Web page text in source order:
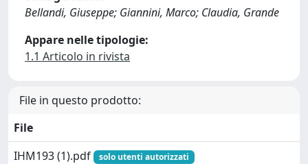
Bellandi, Giuseppe; Giannini, Marco; Claudia, Grande
Appare nelle tipologie:
1.1 Articolo in rivista
File in questo prodotto:
File
IHM193 (1).pdf
solo utenti autorizzati